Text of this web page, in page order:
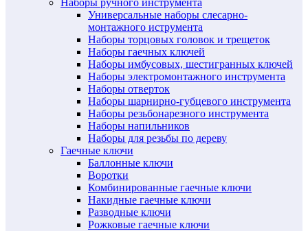
Универсальные наборы слесарно-
монтажного иструмента
Наборы торцовых головок и трещеток
Наборы гаечных ключей
Наборы имбусовых, шестигранных ключей
Наборы электромонтажного инструмента
Наборы отверток
Наборы шарнирно-губцевого инструмента
Наборы резьбонарезного инструмента
Наборы напильников
Наборы для резьбы по дереву
Гаечные ключи
Баллонные ключи
Воротки
Комбинированные гаечные ключи
Накидные гаечные ключи
Разводные ключи
Рожковые гаечные ключи